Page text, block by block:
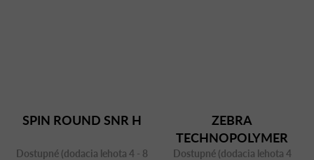
SPIN ROUND SNR H
Dostupné (dodacia lehota 4 - 8
ZEBRA
TECHNOPOLYMER
2565 CR
Dostupné (dodacia lehota 4